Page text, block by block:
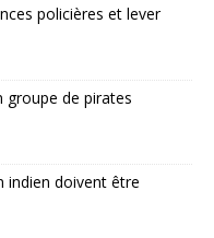
policières et lever
groupe de pirates
indien doivent être